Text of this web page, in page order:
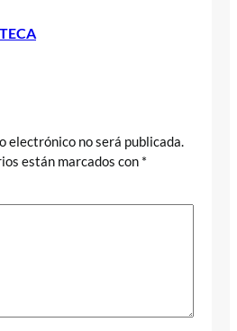
electrónico no será publicada.
están marcados con *